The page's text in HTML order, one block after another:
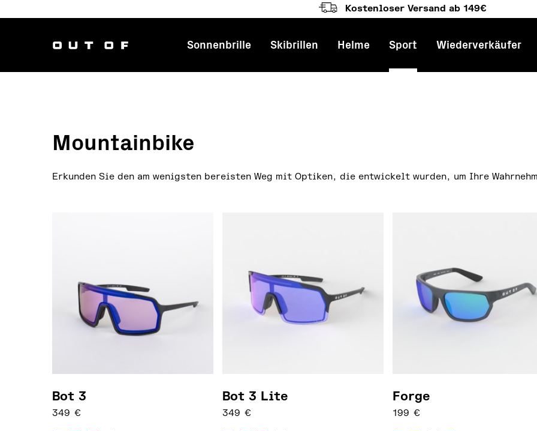
Kostenloser Versand ab 149€
Hauptnavigation
Sonnenbrille Skibrillen Helme Sport Wiederverkäufer
Mountainbike
Erkunden Sie den am wenigsten bereisten Weg mit Optiken, die entwickelt wurden, um Ihre
Bot 3
349 €
Bot 3 Lite
349€
Forge
199€